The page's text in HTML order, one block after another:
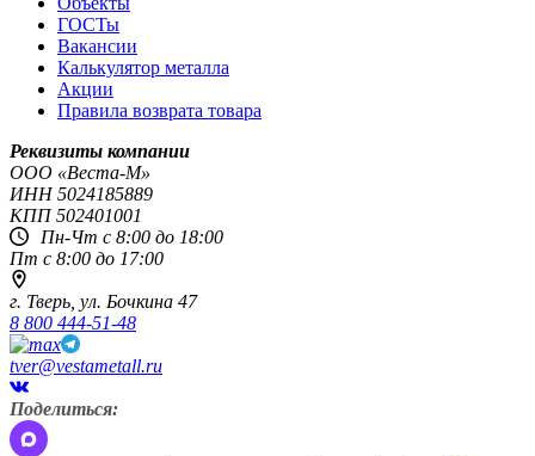
ГОСТы
Вакансии
Калькулятор металла
Акции
Правила возврата товара
Реквизиты компании
OOO «Веста-М»
ИНН5024185889
КПП502401001
Пн-Чт с 8:00 до 18:00
Пт с 8:00 до 17:00
г. Тверь, ул. Бочкина 47
8 800 444-51-48
tver@vestametall.ru
Поделиться: